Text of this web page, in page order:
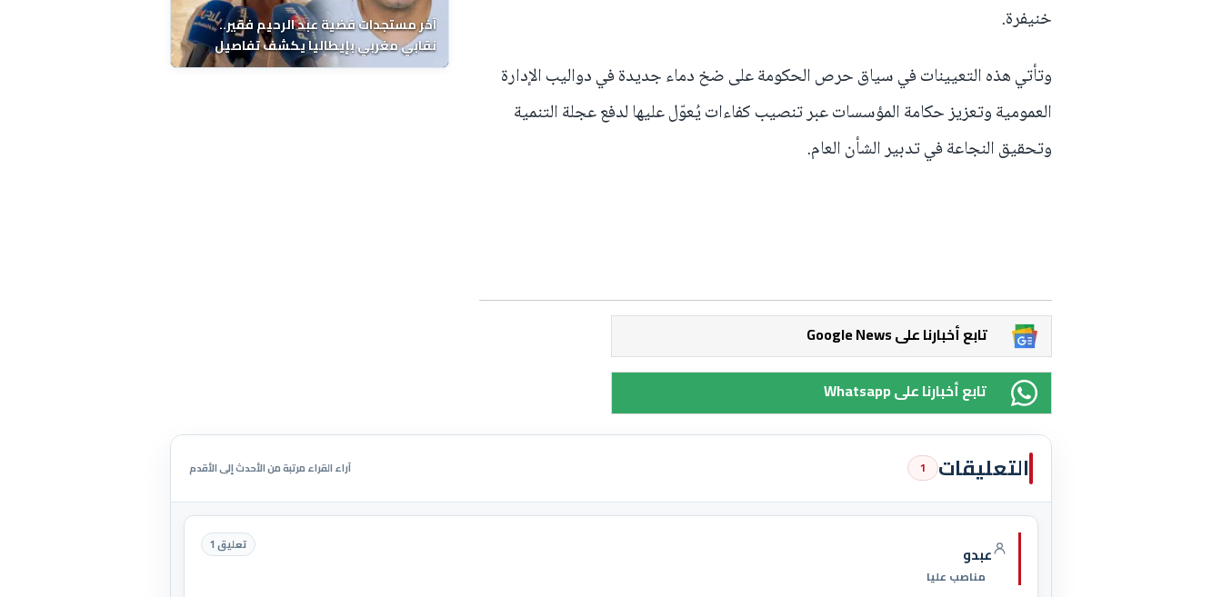
آخر مستجدات قضية عبد الرحيم فقير..
نقابي مغربي بإيطاليا يكشف تفاصيل
الوفاة ونتائج التشريح
خنيفرة.
وتأتي هذه التعيينات في سياق حرص الحكومة على ضخ دماء جديدة في دواليب الإدارة
العمومية وتعزيز حكامة المؤسسات عبر تنصيب كفاءات يُعوّل عليها لدفع عجلة التنمية
وتحقيق النجاعة في تدبير الشأن العام.
Google News تابع أخبارنا على
Whatsapp تابع أخبارنا على
التعليقات 1 آراء القراء مرتبة من الأحدث إلى الأقدم
عبدو
مناصب عليا
تعليق 1